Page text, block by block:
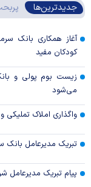
جدیدترین‌ها
آغاز همکاری بانک
کودکان مفید
زیست بوم پولی و
می‌شود
واگذاری املاک تملیکی
تبریک مدیرعامل بانک
پیام تبریک مدیرعامل